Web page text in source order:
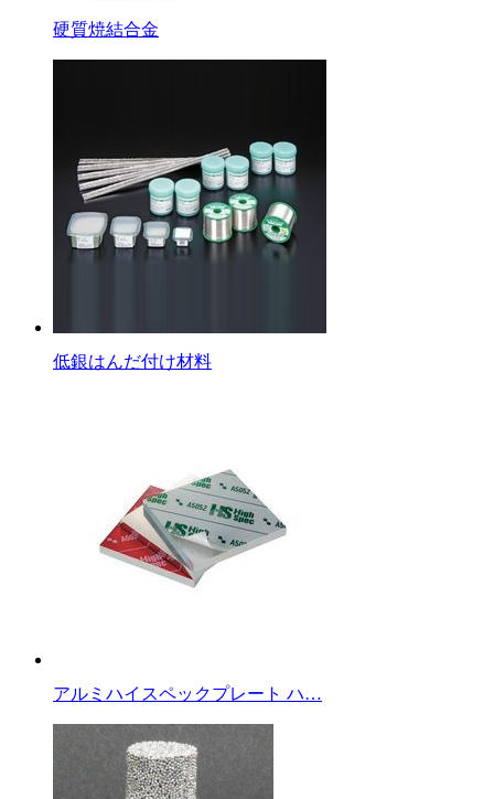
硬質焼結合金
低銀はんだ付け材料
アルミハイスペックプレート ハ…